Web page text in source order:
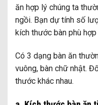
ăn hợp lý chúng ta
ngồi. Bạn dự tính số
kích thước bàn phù hợp
Có 3 dạng bàn ăn
vuông, bàn chữ nhật.
thước khác nhau.